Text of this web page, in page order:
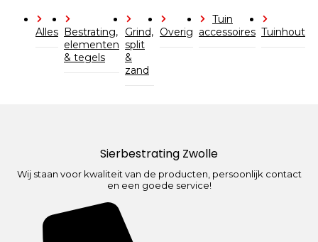
Alles Bestrating,
elementen
& tegels
Grind,
split
&
zand
Overig
Tuin
accessoires Tuinhout
Sierbestrating Zwolle
Wij staan voor kwaliteit van de producten, persoonlijk contact
en een goede service!